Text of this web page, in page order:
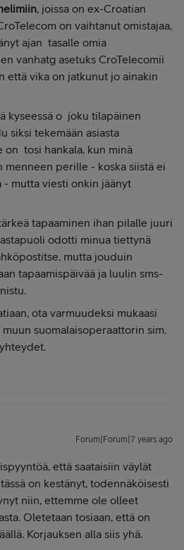
, joissa on ex-Croatian
on vaihtanut omistajaa,
ajan tasalle omia
vanhatg asetuks CroTelecomii
että vika on jatkunut jo ainakin
kyseessä o joku tilapäinen
siksi tekemään asiasta
on tosi hankala, kun minä
menneen perille - koska siistä ei
mutta viesti onkin jäänyt
tapaaminen ihan pilalle juuri
odotti minua tiettynä
mutta jouduin
tapaamispäivää ja luulin sms-
ota varmuudeksi mukaasi
suomalaisoperaattorin sim.
Forum|Forum|7 years ago
että saataisiin väylät
on kestänyt, todennäköisesti
niin, ettemme ole olleet
Oletetaan tosiaan, että on
Korjauksen alla siis yhä.